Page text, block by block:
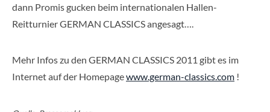
dann Promis gucken beim internationalen Hallen-
Reitturnier GERMAN CLASSICS angesagt….
Mehr Infos zu den GERMAN CLASSICS 2011 gibt es im
Internet auf der Homepagewww.german-classics.com !